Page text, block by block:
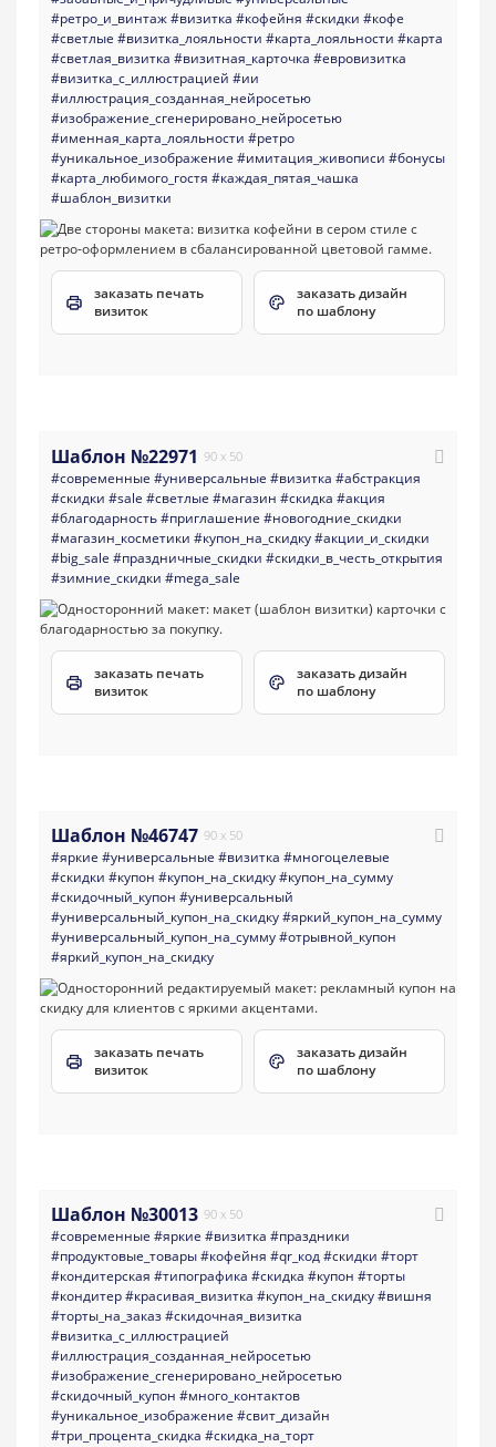
#ретро_и_винтаж#визитка #кофейня #скидки #кофе
#светлые #визитка_лояльности #карта_лояльности #карта
#светлая_визитка #визитная_карточка #евровизитка
#визитка_с_иллюстрацией #ии
#иллюстрация_созданная_нейросетью
#изображение_сгенерировано_нейросетью
#именная_карта_лояльности #ретро
#уникальное_изображение #имитация_живописи #бонусы
#карта_любимого_гостя #каждая_пятая_чашка
#шаблон_визитки
заказать печать
визиток
заказать дизайн
по шаблону
Шаблон №22971 90 x 50
#современные #универсальные #визитка #абстракция
#скидки #sale #светлые #магазин #скидка #акция
#благодарность#приглашение #новогодние_скидки
#магазин_косметики #купон_на_скидку#акции_и_скидки
#big_sale #праздничные_скидки #скидки_в_честь_открытия
#зимние_скидки #mega_sale
заказать печать
визиток
заказать дизайн
по шаблону
Шаблон №46747 90 x 50
#яркие #универсальные #визитка #многоцелевые
#скидки #купон #купон_на_скидку#купон_на_сумму
#скидочный_купон #универсальный
#универсальный_купон_на_скидку#яркий_купон_на_сумму
#универсальный_купон_на_сумму#отрывной_купон
#яркий_купон_на_скидку
заказать печать
визиток
заказать дизайн
по шаблону
Шаблон №30013 90 x 50
#современные #яркие #визитка #праздники
#продуктовые_товары#кофейня #qr_код#скидки #торт
#кондитерская #типографика #скидка #купон #торты
#кондитер#красивая_визитка #купон_на_скидку#вишня
#торты_на_заказ#скидочная_визитка
#визитка_с_иллюстрацией
#иллюстрация_созданная_нейросетью
#изображение_сгенерировано_нейросетью
#скидочный_купон #много_контактов
#уникальное_изображение #свит_дизайн
#три_процента_скидка #скидка_на_торт